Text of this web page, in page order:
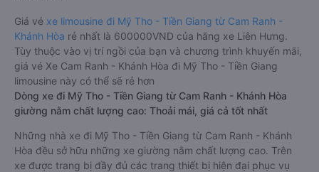
Giá vé xe limousine đi Mỹ Tho - Tiền Giang từ Cam Ranh -
Khánh Hòa rẻ nhất là 600000VND của hãng xe Liên Hưng.
Tùy thuộc vào vị trí ngồi của bạn và chương trình khuyến mãi,
giá vé Xe Cam Ranh - Khánh Hòa đi Mỹ Tho - Tiền Giang
limousine này có thể sẽ rẻ hơn
Dòng xe đi Mỹ Tho - Tiền Giang từ Cam Ranh - Khánh Hòa
giường nằm chất lượng cao: Thoải mái, giá cả tốt nhất
Những nhà xe đi Mỹ Tho - Tiền Giang từ Cam Ranh - Khánh
Hòa đều sở hữu những xe giường nằm chất lượng cao. Trên
xe được trang bị đầy đủ các trang thiết bị hiện đại phục vụ